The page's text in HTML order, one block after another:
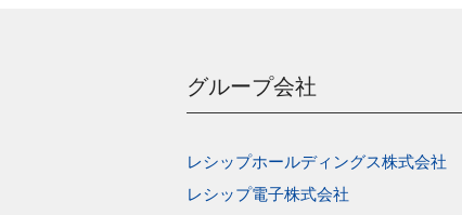
グループ会社
レシップホールディングス株式会社
レシップ電子株式会社